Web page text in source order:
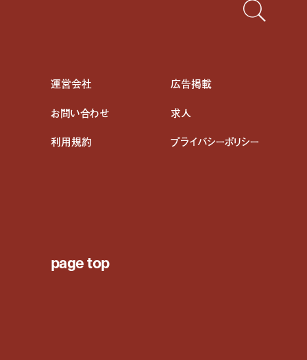
運営会社
広告掲載
お問い合わせ
求人
利用規約 プライバシーポリシー
page top